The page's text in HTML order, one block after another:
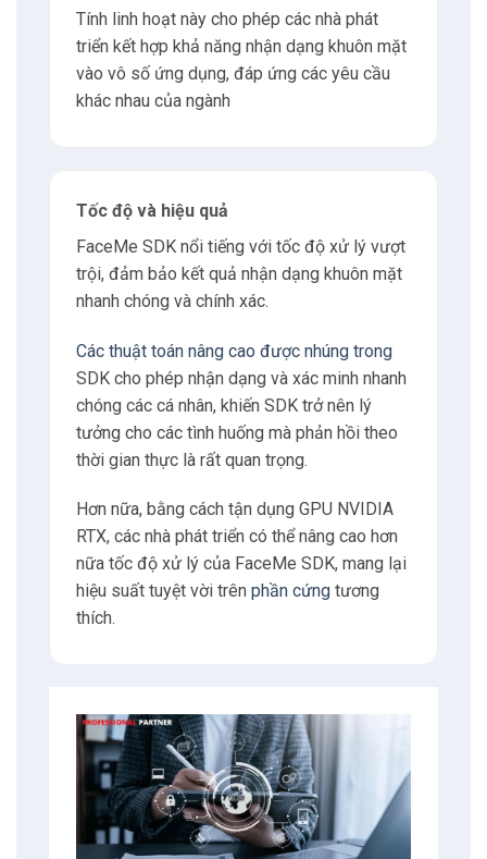
5.1 Địa chỉ
Giờ làm việc
5.4 Phone
Tư vấn
Tính linh hoạt này cho phép các nhà phát
triển kết hợp khả năng nhận dạng khuôn mặt
vào vô số ứng dụng, đáp ứng các yêu cầu
khác nhau của ngành
Tốc độ và hiệu quả
FaceMe SDK nổi tiếng với tốc độ xử lý vượt
trội, đảm bảo kết quả nhận dạng khuôn mặt
nhanh chóng và chính xác.
Các thuật toán nâng cao được nhúng trong
SDK cho phép nhận dạng và xác minh nhanh
chóng các cá nhân, khiến SDK trở nên lý
tưởng cho các tình huống mà phản hồi theo
thời gian thực là rất quan trọng.
Hơn nữa, bằng cách tận dụng GPU NVIDIA
RTX, các nhà phát triển có thể nâng cao hơn
nữa tốc độ xử lý của FaceMe SDK, mang lại
hiệu suất tuyệt vời trên phần cứngtương
thích.